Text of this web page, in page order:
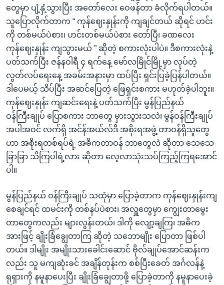
တွေမှာ ပျံ့နှံ့သွားပြီး အတော်လေး ဝေဖန်တာ ခံလိုက်ရပါတယ်။
သူပြောလိုက်တာက “ ကုန်ဈေးနှုန်းကို ကျချင်တယ် ဆိုရင် ဟင်း
ကို တစ်မယ်ပဲစား၊ ဟင်းတစ်မယ်ပဲစား တော်ပြီ၊ ခဏလေး
ကုန်ဈေးနှုန်း ကျသွားမယ် ” ဆိုတဲ့ စကားလုံးပါပဲ။ ဒီစကားလုံးနဲ့
ပတ်သက်ပြီး ဇန်နဝါရီ ၄ ရက်နေ့ မော်လမြိုင်မြို့မှာ လုပ်တဲ့
လွတ်လပ်ရေးနေ့ အခမ်းအနားမှာ ထပ်ပြီး ရှင်းပြခဲ့ပြန်ပါတယ်။
ဒါပေမယ့် သိပ်ပြီး အဆင်ပြေတဲ့ ဖြေရှင်းစကား မဟုတ်ခဲ့ပါဘူး။
ကုန်ဈေးနှုန်း ကျဆင်းရေးနဲ့ ပတ်သက်ပြီး မွန်ပြည်နယ်
ဝန်ကြီးချုပ် ပြောစကား ဘာတွေ မှားသွားသလဲ၊ မွန်ဝန်ကြီးချုပ်
အပါအဝင် လက်ရှိ အင်န်အယ်လ်ဒီ အစိုးရအဖွဲ့ တာဝန်ရှိသူတွေ
ဟာ အစိုးရတစ်ရပ်ရဲ့ အဓိကတာဝန် ဘာတွေလဲ ဆိုတာ သေသေ
ခြာခြာ သိကြပါရဲ့လား ဆိုတာ လေ့လာသုံးသပ်ကြည့်ကြရအောင်
ပါ။
မွန်ပြည်နယ် ဝန်ကြီးချုပ် သထုံမှာ ပြောခဲ့တာက ကုန်ဈေးနှုန်းကျ
စေချင်ရင် ထမင်းကို တစ်နပ်ပဲစား၊ အလှူတွေမှာ ကျွေးတာမွေး
တာတွေကလည်း များလွန်းတယ်၊ ဒါကို လျော့ချကြ၊ အဓိက
အားဖြင့် ချိုးခြံချွေတာကြ ဆိုတဲ့ သဘောမျိုး ပြောတာ ဖြစ်ပါ
တယ်။ ဒါမျိုး အမျိုးသားခေါင်းဆောင် ဗိုလ်ချုပ်အောင်ဆန်းက
လည်း သူ မကျဆုံးခင် အချိန်တုန်းက စစ်ပြီးခေတ် အင်္ဂလန်နဲ့
ရုရှားကို နမူနာပေးပြီး ချိုးခြံချွေတာဖို့ ပြောခဲ့တာကို နမူနာပေးခဲ့